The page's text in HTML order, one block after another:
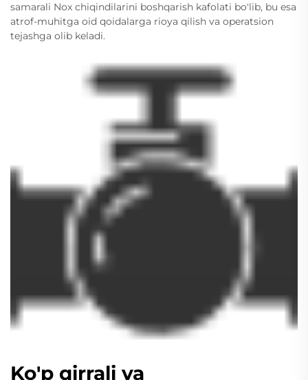
samarali Nox chiqindilarini boshqarish kafolati bo'lib, bu esa
atrof-muhitga oid qoidalarga rioya qilish va operatsion
tejashga olib keladi.
Ko'p qirrali va